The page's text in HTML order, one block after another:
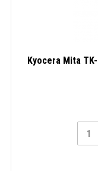
Kyocera Mita